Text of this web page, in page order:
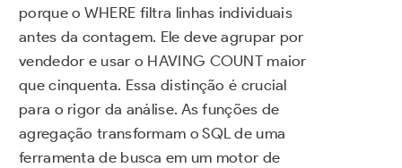
porque o WHERE filtra linhas individuais
antes da contagem. Ele deve agrupar por
vendedor e usar o HAVING COUNT maior
que cinquenta. Essa distinção é crucial
para o rigor da análise. As funções de
agregação transformam o SQL de uma
ferramenta de busca em um motor de